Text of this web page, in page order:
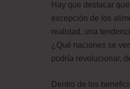
Hay que destacar
excepción de los
realidad, una
¿Qué naciones se
podría revolucionar,
Dentro de los